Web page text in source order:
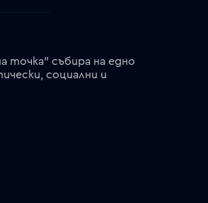
точка" събира на едно
социални и